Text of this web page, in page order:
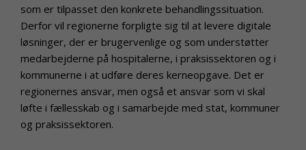
som er tilpasset den konkrete behandlingssituation.
Derfor vil regionerne forpligte sig til at levere digitale
løsninger, der er brugervenlige og som understøtter
medarbejderne på hospitalerne, i praksissektoren og i
kommunerne i at udføre deres kerneopgave. Det er
regionernes ansvar, men også et ansvar som vi skal
løfte i fællesskab og i samarbejde med stat, kommuner
og praksissektoren.